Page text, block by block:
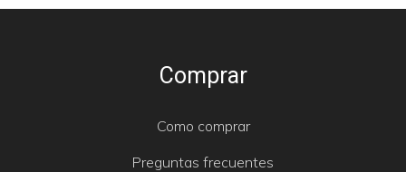
Comprar
Como comprar
Preguntas frecuentes